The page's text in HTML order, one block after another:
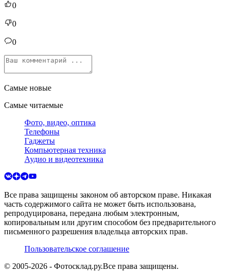
0
0
0
Самые новые
Самые читаемые
Фото, видео, оптика
Телефоны
Гаджеты
Компьютерная техника
Аудио и видеотехника
Все права защищены законом об авторском праве. Никакая
часть содержимого сайта не может быть использована,
репродуцирована, передана любым электронным,
копировальным или другим способом без предварительного
письменного разрешения владельца авторских прав.
Пользовательское соглашение
© 2005-2026 - Фотосклад.ру.Все права защищены.